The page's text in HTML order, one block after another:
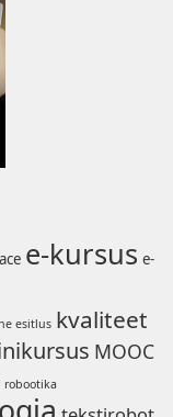
e-kursus e-
esitlus kvaliteet
MOOC
robootika